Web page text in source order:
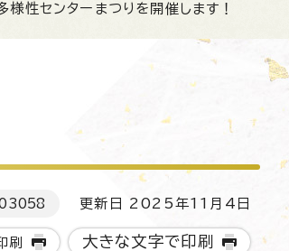
性センターまつりを開催します！
更新日 2025年11月4日
刷 大きな文字で印刷